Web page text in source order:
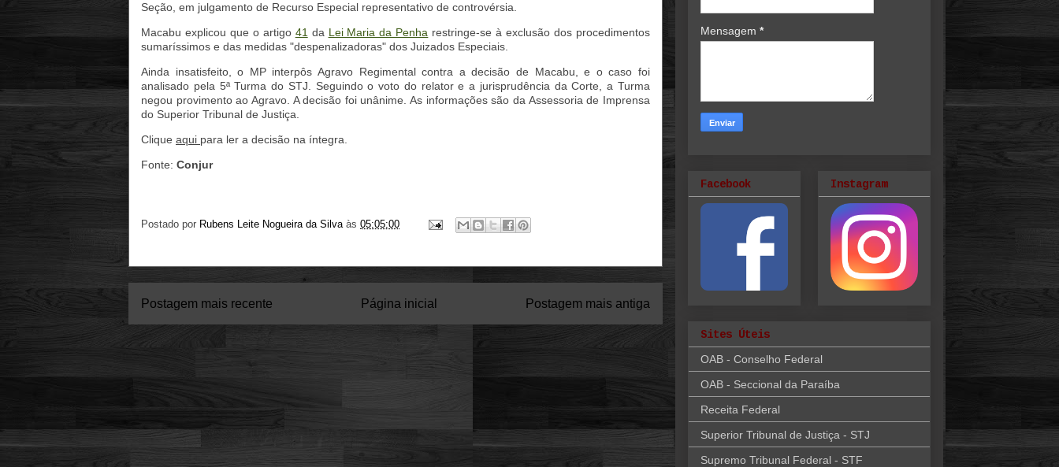
Seção, em julgamento de Recurso Especial representativo de controvérsia.
Macabu explicou que o artigo 41 da Lei Maria da Penha restringe-se à exclusão dos procedimentos
sumaríssimos e das medidas "despenalizadoras" dos Juizados Especiais.
Ainda insatisfeito, o MP interpôs Agravo Regimental contra a decisão de Macabu, e o caso foi
analisado pela 5ª Turma do STJ. Seguindo o voto do relator e a jurisprudência da Corte, a Turma
negou provimento ao Agravo. A decisão foi unânime. As informações são da Assessoria de Imprensa
do Superior Tribunal de Justiça.
Clique aqui para ler a decisão na íntegra.
Fonte: Conjur
Postado por Rubens Leite Nogueira da Silva às 05:05:00
Postagem mais recente Postagem mais antiga
Página inicial
Mensagem *
Facebook Instagram
Sites Úteis
OAB - Conselho Federal
OAB - Seccional da Paraíba
Receita Federal
Superior Tribunal de Justiça - STJ
Supremo Tribunal Federal - STF